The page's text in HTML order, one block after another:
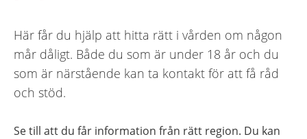
Här får du hjälp att hitta rätt i vården om någon
mår dåligt. Både du som är under 18 år och du
som är närstående kan ta kontakt för att få råd
och stöd.
Se till att du får information från rätt region. Du kan